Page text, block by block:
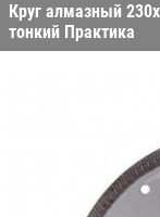
Круг алмазный
тонкий Практика